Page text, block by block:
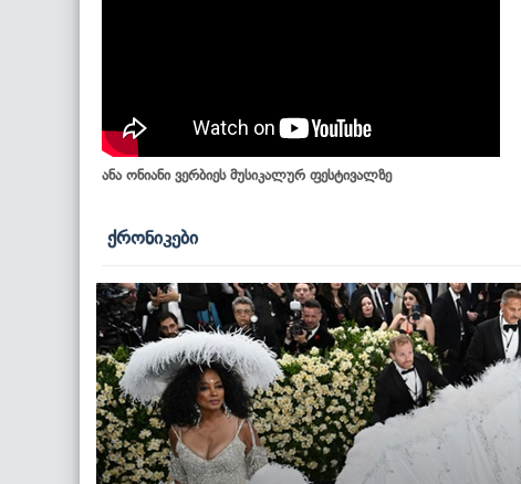
ანა ონიანი ვერბიეს მუსიკალურ ფესტივალზე
ქრონიკები